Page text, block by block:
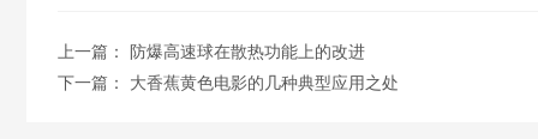
上一篇：
防爆高速球在散热功能上的改进
下一篇： 大香蕉黄色电影的几种典型应用之处